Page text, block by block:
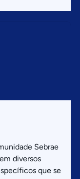
Sebrae
diversos
que se